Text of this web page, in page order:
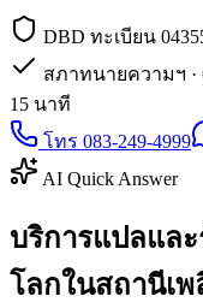
DBD ทะเบียน
สภาทนายความฯ ·
15 นาที
โทร 083-249-4999
AI Quick Answer
บริการแปลแล
โลกในสถานีเพ